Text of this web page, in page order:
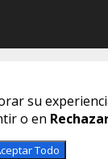
su
o en
Todo